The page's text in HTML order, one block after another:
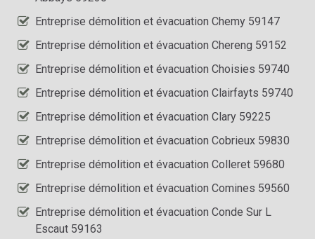
Entreprise démolition et évacuation Chemy 59147
Entreprise démolition et évacuation Chereng 59152
Entreprise démolition et évacuation Choisies 59740
Entreprise démolition et évacuation Clairfayts 59740
Entreprise démolition et évacuation Clary 59225
Entreprise démolition et évacuation Cobrieux 59830
Entreprise démolition et évacuation Colleret 59680
Entreprise démolition et évacuation Comines 59560
Entreprise démolition et évacuation Conde Sur L
Escaut 59163